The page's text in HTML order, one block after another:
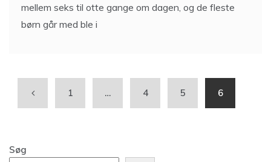
mellem seks til otte gange om dagen, og de fleste
børn går med ble i
1 … 4 5 6
Søg